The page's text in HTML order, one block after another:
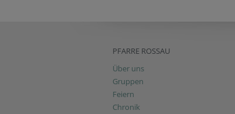
PFARRE ROSSAU
Über uns
Gruppen
Feiern
Chronik